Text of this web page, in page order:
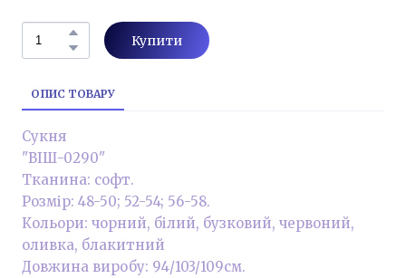
Купити
ОПИС ТОВАРУ
Сукня
"ВІШ-0290"
Тканина: софт.
Розмір: 48-50; 52-54; 56-58.
Кольори: чорний, білий, бузковий, червоний,
оливка, блакитний
Довжина виробу: 94/103/109см.